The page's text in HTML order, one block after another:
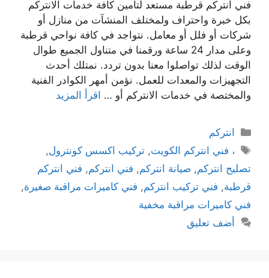
فني انتركم قرطبة مستعد لتامين كافة خدمات الانتركم
بكل خبرة واحتراف ولمختلف المنشآت من منازل أو
شركات أو فلل أو معامل. نتواجد في كافة نواحي قرطبة
وعلى مدار 24 ساعة ورقمنا في متناول الجميع طوال
الوقت لذلك تواصلوا معنا بدون تردد. نمتلك أحدث
التجهيزات والمعدات للعمل. نؤمن أمهر الكوادر الفنية
والمختصة في خدمات الانتركم أو … اقرأ المزيد
انتركم
، فني انتركم الكويت,تركيب اكسس كونترول,
تصليح انتركم, صيانة انتركم, فني انتركم, فني انتركم
قرطبة, فني تركيب انتركم, فني كاميرات مراقبة صغيرة,
فني كاميرات مراقبة مخفية
أضف تعليق